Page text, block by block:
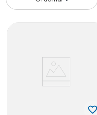
nivea
6. shampoo
pediasure
desodorante